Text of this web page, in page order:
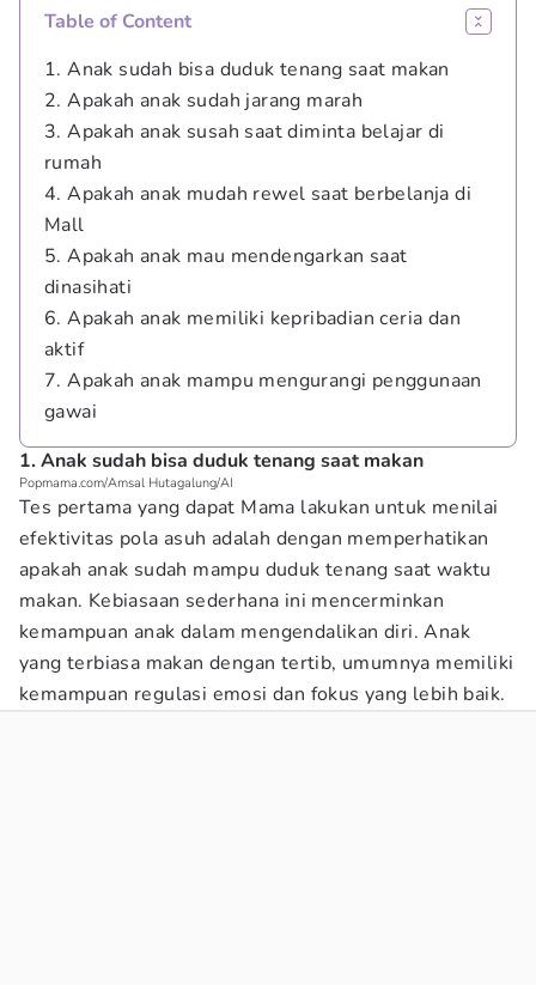
Table of Content
1. Anak sudah bisa duduk tenang saat makan
2. Apakah anak sudah jarang marah
3. Apakah anak susah saat diminta belajar di
rumah
4. Apakah anak mudah rewel saat berbelanja di
Mall
5. Apakah anak mau mendengarkan saat
dinasihati
6. Apakah anak memiliki kepribadian ceria dan
aktif
7. Apakah anak mampu mengurangi penggunaan
gawai
1. Anak sudah bisa duduk tenang saat makan
Popmama.com/Amsal Hutagalung/AI
Tes pertama yang dapat Mama lakukan untuk menilai
efektivitas pola asuh adalah dengan memperhatikan
apakah anak sudah mampu duduk tenang saat waktu
makan. Kebiasaan sederhana ini mencerminkan
kemampuan anak dalam mengendalikan diri. Anak
yang terbiasa makan dengan tertib, umumnya memiliki
kemampuan regulasi emosi dan fokus yang lebih baik.